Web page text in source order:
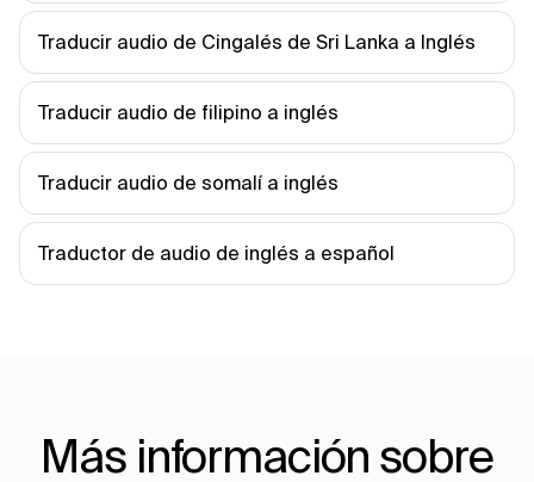
Traducir audio de Cingalés de Sri Lanka a Inglés
Traducir audio de filipino a inglés
Traducir audio de somalí a inglés
Traductor de audio de inglés a español
Más información sobre